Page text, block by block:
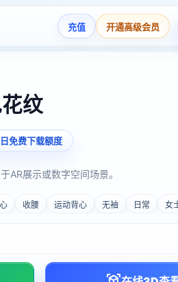
充值 开通高级会员
纹
免费下载额度
AR展示或数字空间场景。
收腰 运动背心 无袖 日常 女